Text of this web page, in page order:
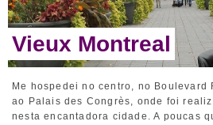
Vieux Montreal
Me hospedei no centro, no
ao Palais des Congrès, onde foi
nesta encantadora cidade. A poucas